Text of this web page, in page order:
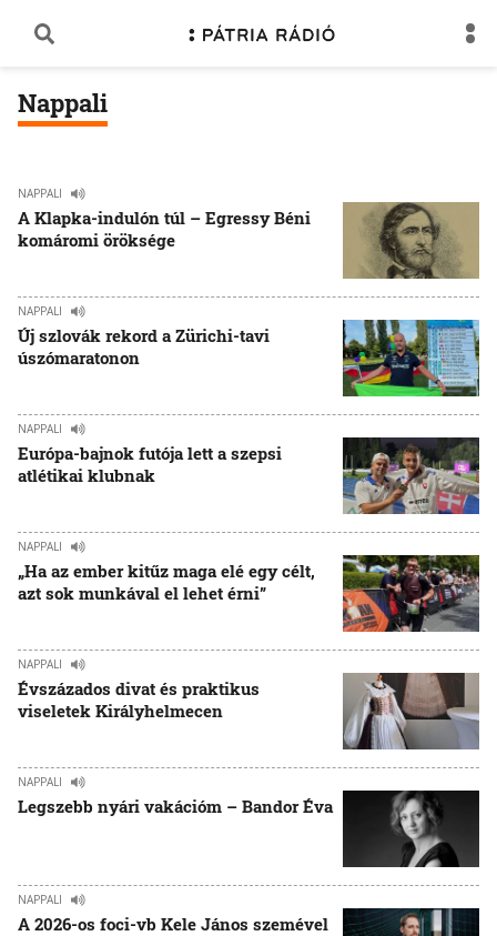
Nappali
NAPPALI
A Klapka-indulón túl – Egressy Béni
komáromi öröksége
NAPPALI
Új szlovák rekord a Zürichi-tavi
úszómaratonon
NAPPALI
Európa-bajnok futója lett a szepsi
atlétikai klubnak
NAPPALI
„Ha az ember kitűz maga elé egy célt,
azt sok munkával el lehet érni”
NAPPALI
Évszázados divat és praktikus
viseletek Királyhelmecen
NAPPALI
Legszebb nyári vakációm – Bandor Éva
NAPPALI
A 2026-os foci-vb Kele János szemével